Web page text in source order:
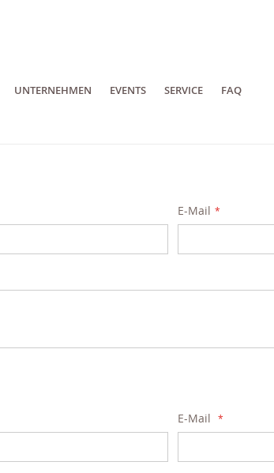
UNTERNEHMEN EVENTS SERVICE FAQ
E-Mail
E-Mail